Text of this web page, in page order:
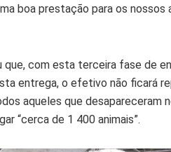
boa prestação para os nossos
que, com esta terceira fase de
entrega, o efetivo não ficará
aqueles que desapareceram
“cerca de 1 400 animais”.